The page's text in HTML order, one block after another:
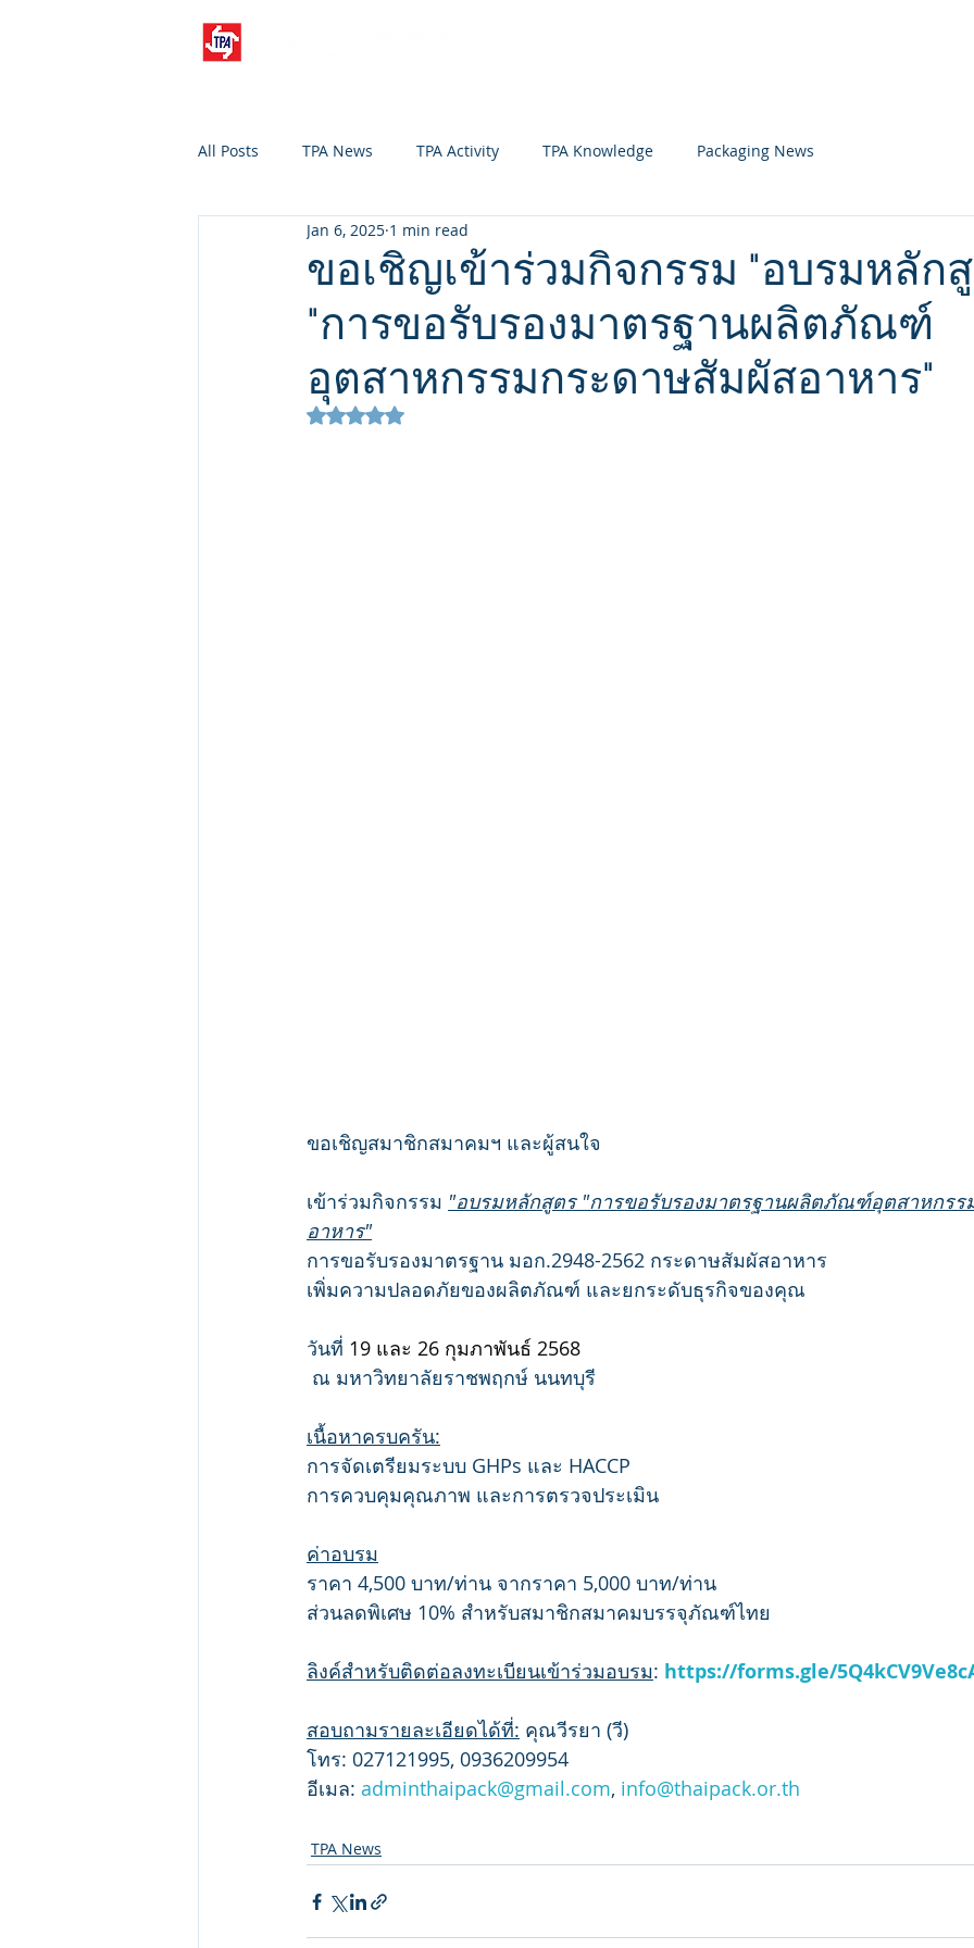
All Posts TPA News TPA Activity TPA Knowledge Packaging News
ขอเชิญเข้าร่วมกิจกรรม "อบรมหลัก
"การขอรับรองมาตรฐานผลิตภัณฑ์
อุตสาหกรรมกระดาษสัมผัสอาหาร"
Jan 6, 2025 1 min read
Rated NaN out of 5 stars.
ขอเชิญสมาชิกสมาคมฯ และผู้สนใจ
เข้าร่วมกิจกรรม "อบรมหลักสูตร "การขอรับรองมาตรฐานผลิตภัณฑ์อุตสาหกรร
อาหาร"
การขอรับรองมาตรฐาน มอก.2948-2562 กระดาษสัมผัสอาหาร
เพิ่มความปลอดภัยของผลิตภัณฑ์ และยกระดับธุรกิจของคุณ
วันที่ 19 และ 26 กุมภาพันธ์ 2568
ณ มหาวิทยาลัยราชพฤกษ์ นนทบุรี
เนื้อหาครบครัน:
การจัดเตรียมระบบ GHPs และ HACCP
การควบคุมคุณภาพ และการตรวจประเมิน
ค่าอบรม
ราคา 4,500 บาท/ท่าน จากราคา 5,000 บาท/ท่าน
ส่วนลดพิเศษ 10% สำหรับสมาชิกสมาคมบรรจุภัณฑ์ไทย
ลิงค์สำหรับติดต่อลงทะเบียนเข้าร่วมอบรม: https://forms.gle/
สอบถามรายละเอียดได้ที่: คุณวีรยา (วี)
โทร: 027121995, 0936209954
อีเมล: adminthaipack@gmail.com, info@thaipack.or.th
TPA News